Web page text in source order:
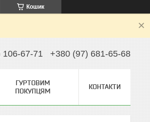
Кошик
106-67-71 +380 (97) 681-65-68
ГУРТОВИМ
ПОКУПЦЯМ
КОНТАКТИ